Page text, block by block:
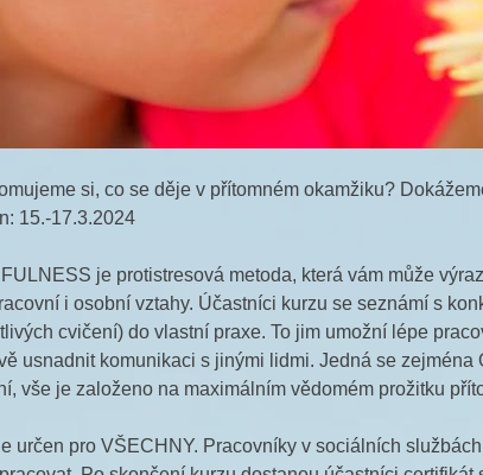
si, co se děje v přítomném okamžiku?
15.-17.3.2024
je protistresová metoda, která vám může
i osobní vztahy. Účastníci kurzu se seznámí s
cvičení) do vlastní praxe. To jim umožní lépe
usnadnit komunikaci s jinými lidmi. Jedná se
vše je založeno na maximálním vědomém prožitku
určen pro VŠECHNY. Pracovníky v sociálních